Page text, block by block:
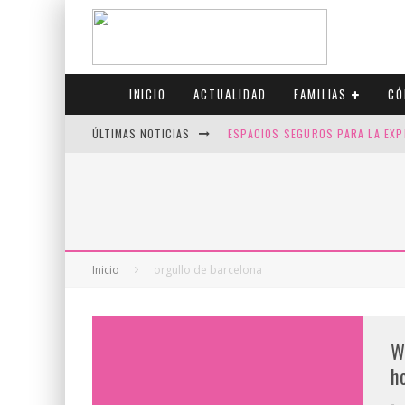
INICIO ACTUALIDAD FAMILIAS
ÚLTIMAS NOTICIAS ESPACIOS SEGUROS PARA LA
Inicio
orgullo de barcelona